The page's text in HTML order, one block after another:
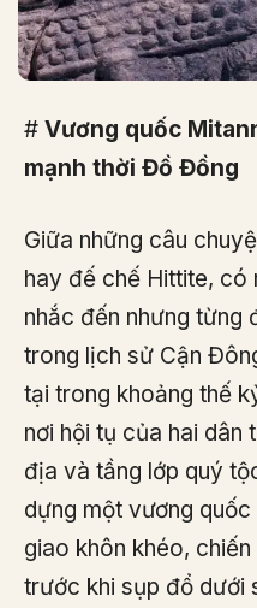
# Vương quốc
mạnh thời Đồ Đồng
Giữa những câu
hay đế chế Hittite,
nhắc đến nhưng từng
trong lịch sử Cận
tại trong khoảng thế
nơi hội tụ của hai dân
địa và tầng lớp quý
dựng một vương quốc
giao khôn khéo,
trước khi sụp đổ dưới